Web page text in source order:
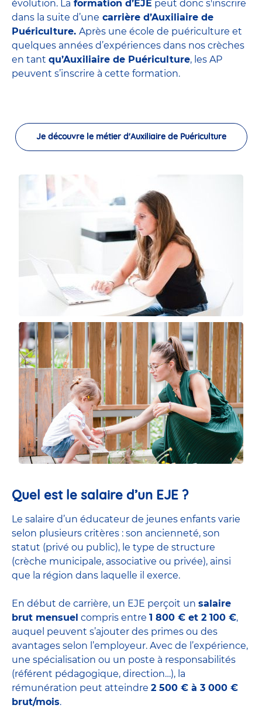
évolution. La formation d’EJE peut donc s'inscrire
dans la suite d’une carrière d’Auxiliaire de
Puériculture. Après une école de puériculture et
quelques années d’expériences dans nos crèches
en tant qu’Auxiliaire de Puériculture, les AP
peuvent s’inscrire à cette formation.
Je découvre le métier d'Auxiliaire de Puériculture
Quel est le salaire d’un EJE ?
Le salaire d’un éducateur de jeunes enfants varie
selon plusieurs critères : son ancienneté, son
statut (privé ou public), le type de structure
(crèche municipale, associative ou privée), ainsi
que la région dans laquelle il exerce.
En début de carrière, un EJE perçoit un salaire
brut mensuel compris entre 1 800 € et 2 100 €,
auquel peuvent s’ajouter des primes ou des
avantages selon l’employeur. Avec de l’expérience,
une spécialisation ou un poste à responsabilités
(référent pédagogique, direction…), la
rémunération peut atteindre 2 500 € à 3 000 €
brut/mois.